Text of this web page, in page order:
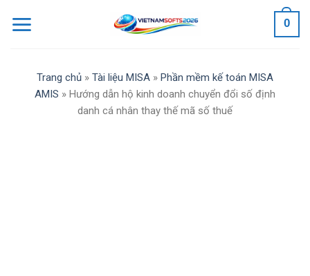
0
Trang chủ » Tài liệu MISA » Phần mềm kế toán MISA
AMIS » Hướng dẫn hộ kinh doanh chuyển đổi số định
danh cá nhân thay thế mã số thuế